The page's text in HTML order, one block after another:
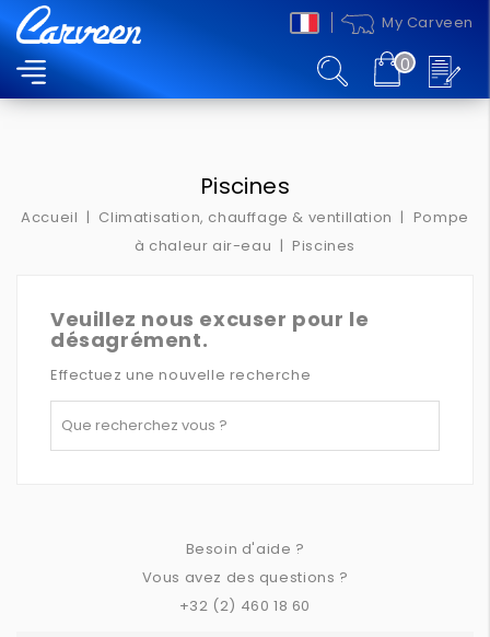
My Carveen
0
MENU
Piscines
Accueil Climatisation, chauffage & ventillation
Pompe
à chaleur air-eau
Piscines
Veuillez nous excuser pour le
désagrément.
Effectuez une nouvelle recherche
Besoin d'aide ?
Vous avez des questions ?
+32 (2) 460 18 60